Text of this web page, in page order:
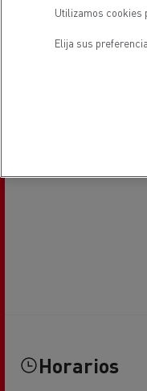
Horarios
Utilizamos cookies
Elija sus